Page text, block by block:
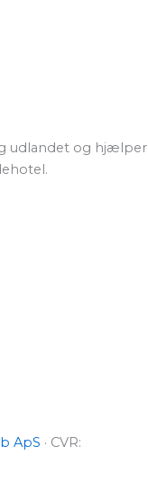
udlandet og hjælper
ApS · CVR: